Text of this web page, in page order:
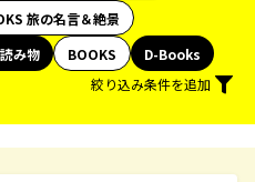
旅の名言＆絶景
み物 BOOKS
D-Books
絞り込み条件を追加